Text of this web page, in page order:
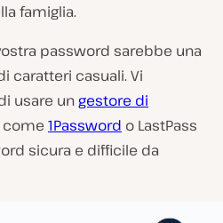
famiglia.
password sarebbe una
caratteri casuali. Vi
usare ungestore di
come 1Password o LastPass
sicura e difficile da